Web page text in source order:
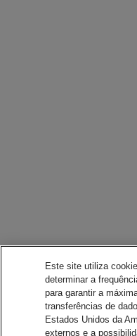
Este site utiliza
determinar a
para garantir a
transferências de
Estados Unidos da
externos e a